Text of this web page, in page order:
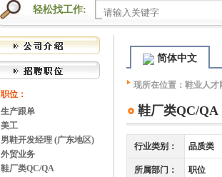
轻松找工作:
简体中文
现所在位置： 鞋业人才
鞋厂类QC/QA
行业类别： 品质类
所属部门： 职位
职位：
生产跟单
美工
男鞋开发经理 (广东地区)
外贸业务
鞋厂类QC/QA